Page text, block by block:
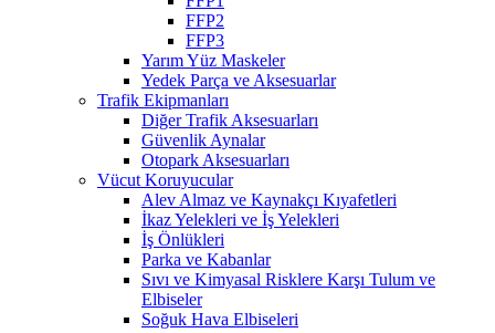
FFP2
FFP3
Yarım Yüz Maskeler
Yedek Parça ve Aksesuarlar
Trafik Ekipmanları
Diğer Trafik Aksesuarları
Güvenlik Aynalar
Otopark Aksesuarları
Vücut Koruyucular
Alev Almaz ve Kaynakçı Kıyafetleri
İkaz Yelekleri ve İş Yelekleri
İş Önlükleri
Parka ve Kabanlar
Sıvı ve Kimyasal Risklere Karşı Tulum ve
Elbiseler
Soğuk Hava Elbiseleri